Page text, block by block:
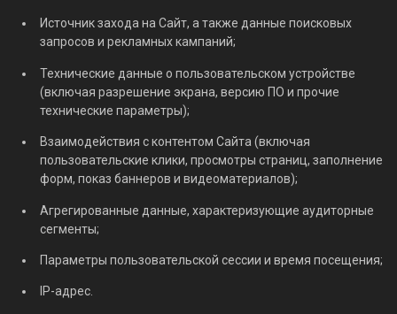
Источник захода на Сайт, а также данные поисковых
запросов и рекламных кампаний;
Технические данные о пользовательском устройстве
(включая разрешение экрана, версию ПО и прочие
технические параметры);
Взаимодействия с контентом Сайта (включая
пользовательские клики, просмотры страниц, заполнение
форм, показ баннеров и видеоматериалов);
Агрегированные данные, характеризующие аудиторные
сегменты;
Параметры пользовательской сессии и время посещения;
IP-адрес.